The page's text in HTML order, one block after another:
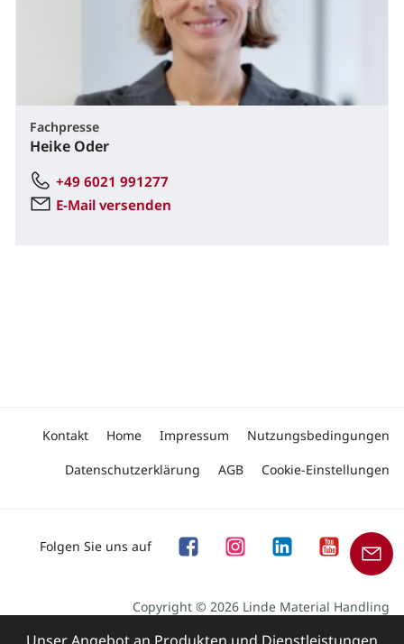
Fachpresse
Heike Oder
+49 6021 991277
E-Mail versenden
Kontakt Home Impressum
Nutzungsbedingungen
Datenschutzerklärung
AGB Cookie-Einstellungen
Folgen Sie uns auf
Copyright © 2026 Linde Material Handling